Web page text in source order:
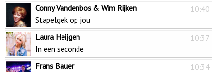
10:40
Conny Vandenbos & Wim Rijken
Stapelgek op jou
10:37
Laura Heijgen
In een seconde
10:34
Frans Bauer